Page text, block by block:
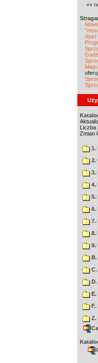
««
Atari
Liczba
Zmian
1.
2.
3.
4.
5.
6.
7.
8.
9.
B.
E.
F.
Z.